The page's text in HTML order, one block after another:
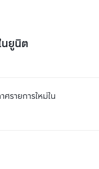
นยูนิต
รายการใหม่ใน